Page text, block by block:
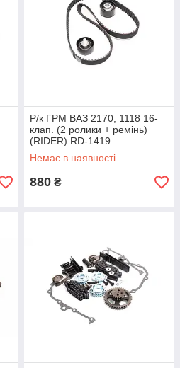
Р/к ГРМ ВАЗ 2170, 1118 16-
клап. (2 ролики + ремінь)
(RIDER) RD-1419
Немає в наявності
880 ₴